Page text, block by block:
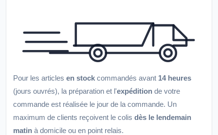
Pour les articles en stock commandés avant 14 heures
(jours ouvrés), la préparation et l'expédition de votre
commande est réalisée le jour de la commande. Un
maximum de clients reçoivent le colis dès le lendemain
matin à domicile ou en point relais.